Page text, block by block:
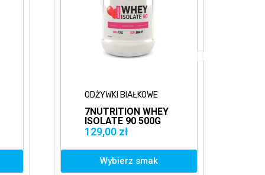
ODŻYWKI BIAŁKOWE
EVOLITE
WHEYELITE 900G
BIAŁKO MIX WPI
108,90 zł
Wybierz smak